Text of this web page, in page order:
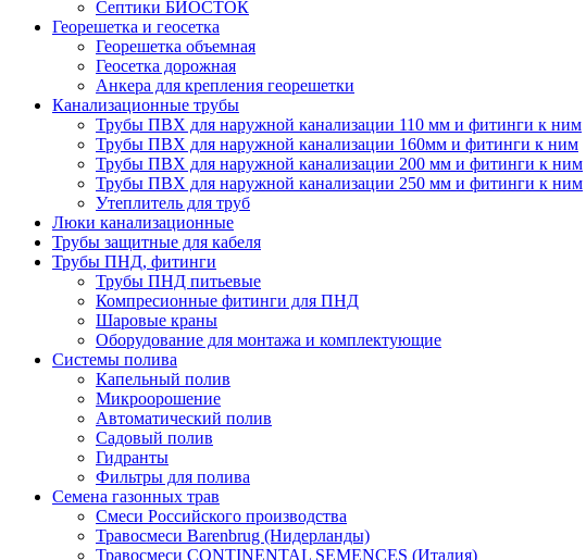
Септики БИОСТОК
Георешетка и геосетка
Георешетка объемная
Геосетка дорожная
Анкера для крепления георешетки
Канализационные трубы
Трубы ПВХ для наружной канализации 110 мм и фитинги к ним
Трубы ПВХ для наружной канализации 160мм и фитинги к ним
Трубы ПВХ для наружной канализации 200 мм и фитинги к ним
Трубы ПВХ для наружной канализации 250 мм и фитинги к ним
Утеплитель для труб
Люки канализационные
Трубы защитные для кабеля
Трубы ПНД, фитинги
Трубы ПНД питьевые
Компресионные фитинги для ПНД
Шаровые краны
Оборудование для монтажа и комплектующие
Системы полива
Капельный полив
Микроорошение
Автоматический полив
Садовый полив
Гидранты
Фильтры для полива
Семена газонных трав
Смеси Российского производства
Травосмеси Barenbrug (Нидерланды)
Травосмеси CONTINENTAL SEMENCES (Италия)